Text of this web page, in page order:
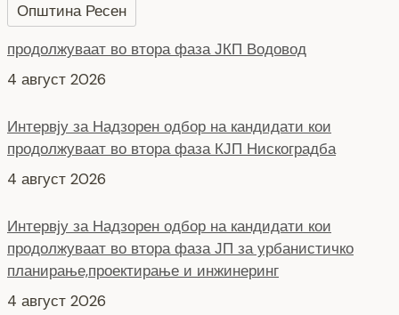
Општина Ресен
Интервју за Надзорен одбор на кандидати кои
продолжуваат во втора фаза КЈП Нискоградба
Интервју за Надзорен одбор на кандидати кои
продолжуваат во втора фаза ЈП за урбанистичко
4 август 2026
Записник од прва фаза административна селекција на
кандидати кои пројавиле интерес за членови на